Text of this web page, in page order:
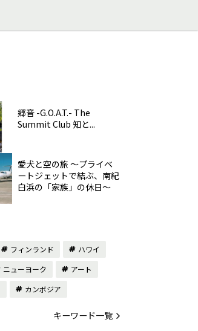
郷音 -G.O.A.T.- The
Summit Club 知と...
愛犬と空の旅 ～プライベ
ートジェットで結ぶ、南紀
白浜の「家族」の休日～
フィンランド
ハワイ
ニューヨーク
アート
カンボジア
キーワード一覧